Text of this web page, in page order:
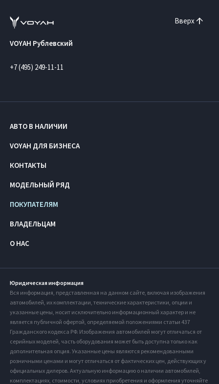
Вверх
VOYAH Рублевский
+7 (495) 249-11-11
АВТО В НАЛИЧИИ
VOYAH ДЛЯ БИЗНЕСА
КОНТАКТЫ
МОДЕЛЬНЫЙ РЯД
ПОКУПАТЕЛЯМ
ВЛАДЕЛЬЦАМ
О НАС
Юридическая информация
Вся информация, представленная на данном сайте, включая изображения
автомобилей, их комплектации, технические характеристики, опции и
указанные цены, носит исключительно информационный характер и не
является публичной офертой, определяемой положениями статьи 437
Гражданского кодекса РФ. Изображения автомобилей могут отличаться от
серийных моделей, часть оборудования может быть доступна только как
дополнительная опция. Указанные цены являются рекомендованными
розничными ценами и могут отличаться от фактических цен, действующих у
официальных дилеров. Актуальную информацию о наличии автомобилей,
комплектациях, стоимости, условиях приобретения и оформления уточняйте